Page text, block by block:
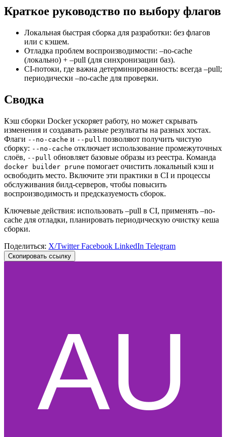
Краткое руководство по выбору флагов
Локальная быстрая сборка для разработки: без флагов
или с кэшем.
Отладка проблем воспроизводимости: –no-cache
(локально) + –pull (для синхронизации баз).
CI-потоки, где важна детерминированность: всегда –pull;
периодически –no-cache для проверки.
Сводка
Кэш сборки Docker ускоряет работу, но может скрывать
изменения и создавать разные результаты на разных хостах.
Флаги --no-cache и --pull позволяют получить чистую
сборку: --no-cache отключает использование промежуточных
слоёв, --pull обновляет базовые образы из реестра. Команда
docker builder prune помогает очистить локальный кэш и
освободить место. Включите эти практики в CI и процессы
обслуживания билд-серверов, чтобы повысить
воспроизводимость и предсказуемость сборок.
Ключевые действия: использовать –pull в CI, применять –no-
cache для отладки, планировать периодическую очистку кеша
сборки.
Поделиться: X/TwitterFacebook LinkedIn Telegram
Скопировать ссылку